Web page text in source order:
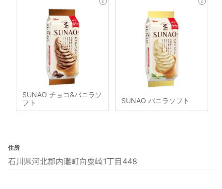
SUNAO チョコ&バニラソ
フト
SUNAO バニラソフト
住所
石川県河北郡内灘町向粟崎1丁目448